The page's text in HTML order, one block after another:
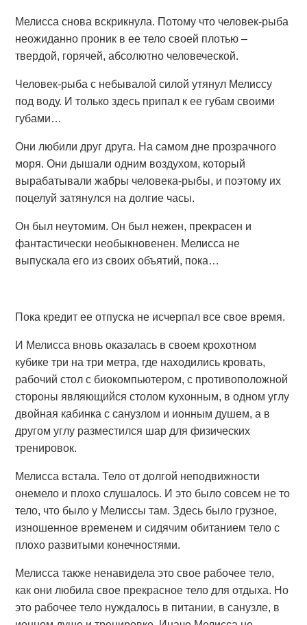
Мелисса снова вскрикнула. Потому что человек-рыба
неожиданно проник в ее тело своей плотью –
твердой, горячей, абсолютно человеческой.
Человек-рыба с небывалой силой утянул Мелиссу
под воду. И только здесь припал к ее губам своими
губами…
Они любили друг друга. На самом дне прозрачного
моря. Они дышали одним воздухом, который
вырабатывали жабры человека-рыбы, и поэтому их
поцелуй затянулся на долгие часы.
Он был неутомим. Он был нежен, прекрасен и
фантастически необыкновенен. Мелисса не
выпускала его из своих объятий, пока…
Пока кредит ее отпуска не исчерпал все свое время.
И Мелисса вновь оказалась в своем крохотном
кубике три на три метра, где находились кровать,
рабочий стол с биокомпьютером, с противоположной
стороны являющийся столом кухонным, в одном углу
двойная кабинка с санузлом и ионным душем, а в
другом углу разместился шар для физических
тренировок.
Мелисса встала. Тело от долгой неподвижности
онемело и плохо слушалось. И это было совсем не то
тело, что было у Мелиссы там. Здесь было грузное,
изношенное временем и сидячим обитанием тело с
плохо развитыми конечностями.
Мелисса также ненавидела это свое рабочее тело,
как они любила свое прекрасное тело для отдыха. Но
это рабочее тело нуждалось в питании, в санузле, в